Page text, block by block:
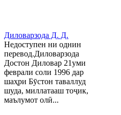
Диловарзода Д. Д.
Недоступен ни однин
перевод.Диловарзода
Достон Диловар 21уми
феврали соли 1996 дар
шаҳри Бӯстон таваллуд
шуда, миллатааш тоҷик,
маълумот олӣ...